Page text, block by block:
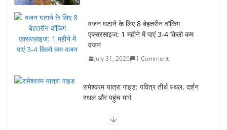
वजन घटाने के लिए 8 बेहतरीन वॉकिंग
एक्सरसाइज: 1 महीने में पाएं 3-4 किलो कम
वजन
July 31, 2026 1 Comment
रामेश्वरम यात्रा गाइड: पवित्र तीर्थ स्थल, दर्शन
स्थल और पहुंच मार्ग